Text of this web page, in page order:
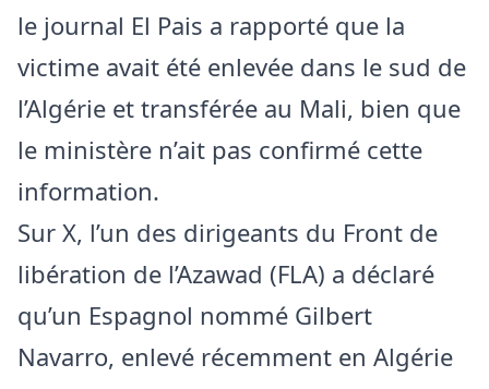
le journal El Pais a rapporté que la
victime avait été enlevée dans le sud de
l’Algérie et transférée au Mali, bien que
le ministère n’ait pas confirmé cette
information.
Sur X, l’un des dirigeants du Front de
libération de l’Azawad (FLA) a déclaré
qu’un Espagnol nommé Gilbert
Navarro, enlevé récemment en Algérie